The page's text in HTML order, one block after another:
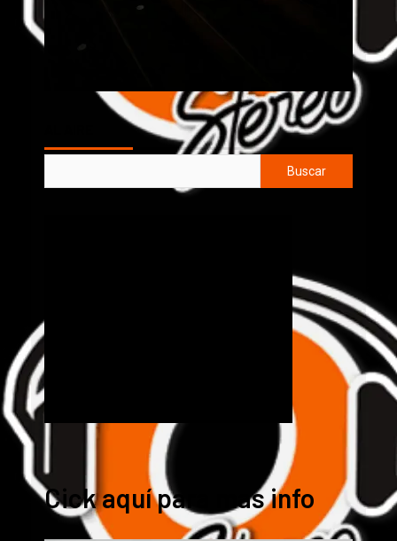
Buscar
Cick aquí para mas info